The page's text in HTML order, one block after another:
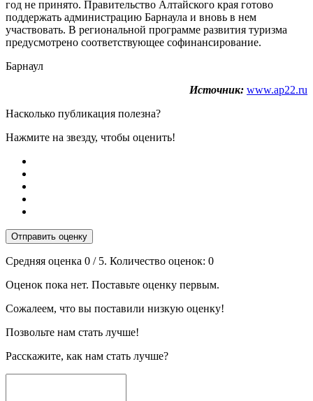
год не принято. Правительство Алтайского края готово
поддержать администрацию Барнаула и вновь в нем
участвовать. В региональной программе развития туризма
предусмотрено соответствующее софинансирование.
Барнаул
Источник: www.ap22.ru
Насколько публикация полезна?
Нажмите на звезду, чтобы оценить!
Отправить оценку
Средняя оценка 0 / 5. Количество оценок: 0
Оценок пока нет. Поставьте оценку первым.
Сожалеем, что вы поставили низкую оценку!
Позвольте нам стать лучше!
Расскажите, как нам стать лучше?